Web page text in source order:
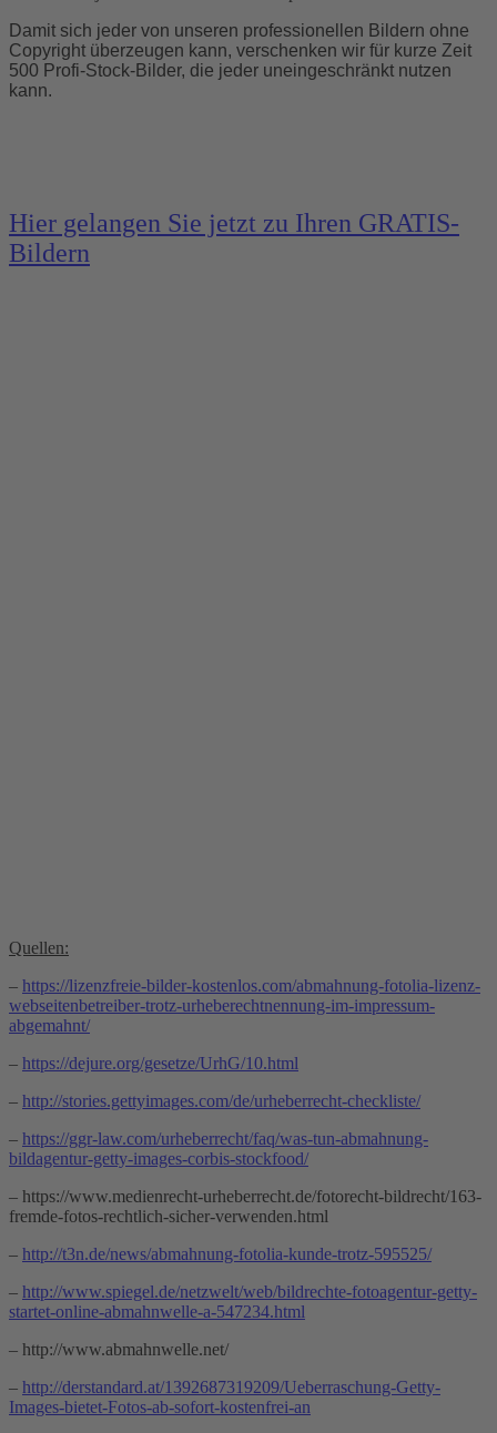
Damit sich jeder von unseren professionellen Bildern ohne
Copyright überzeugen kann, verschenken wir für kurze Zeit
500 Profi-Stock-Bilder, die jeder uneingeschränkt nutzen
kann.
Hier gelangen Sie jetzt zu Ihren GRATIS-
Bildern
Quellen:
– https://lizenzfreie-bilder-kostenlos.com/abmahnung-fotolia-lizenz-
webseitenbetreiber-trotz-urheberechtnennung-im-impressum-
abgemahnt/
– https://dejure.org/gesetze/UrhG/10.html
– http://stories.gettyimages.com/de/urheberrecht-checkliste/
– https://ggr-law.com/urheberrecht/faq/was-tun-abmahnung-
bildagentur-getty-images-corbis-stockfood/
– https://www.medienrecht-urheberrecht.de/fotorecht-bildrecht/163-
fremde-fotos-rechtlich-sicher-verwenden.html
– http://t3n.de/news/abmahnung-fotolia-kunde-trotz-595525/
– http://www.spiegel.de/netzwelt/web/bildrechte-fotoagentur-getty-
startet-online-abmahnwelle-a-547234.html
– http://www.abmahnwelle.net/
– http://derstandard.at/1392687319209/Ueberraschung-Getty-
Images-bietet-Fotos-ab-sofort-kostenfrei-an